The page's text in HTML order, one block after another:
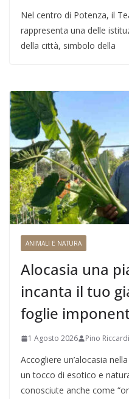
Nel centro di Potenza, il
rappresenta una delle
della città, simbolo della
ANIMALI E NATURA
Alocasia una
incanta il tuo
foglie
1 Agosto 2026 Pino Riccardi
Accogliere un’alocasia
un tocco di esotico e
conosciute anche come